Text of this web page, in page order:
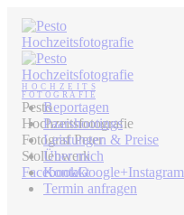
Pesto
Hochzeitsfotografie
Fotograf Peter
Stollenwerk
FacebookGoogle+Instagram
Reportagen
Paarshootings
Leistungen & Preise
Über mich
Kontakt
Termin anfragen